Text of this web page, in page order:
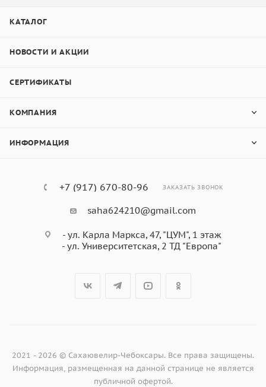
КАТАЛОГ
НОВОСТИ И АКЦИИ
СЕРТИФИКАТЫ
КОМПАНИЯ
ИНФОРМАЦИЯ
+7 (917) 670-80-96 ЗАКАЗАТЬ ЗВОНОК
saha624210@gmail.com
- ул. Карла Маркса, 47, "ЦУМ", 1 этаж
- ул. Университетская, 2 ТД "Европа"
2021 - 2026 © Сахаювелир-Чебоксары. Все права защищены.
Информация, размещенная на данной странице не является
публичной офертой.